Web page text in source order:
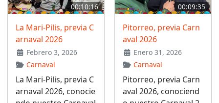
00:10:16
La Mari-Pilis, previa C
arnaval 2026
Febrero 3, 2026
Carnaval
La Mari-Pilis, previa C
arnaval 2026, conocie
00:09:35
Pitorreo, previa Carn
aval 2026
Enero 31, 2026
Carnaval
Pitorreo, previa Carn
aval 2026, conociend